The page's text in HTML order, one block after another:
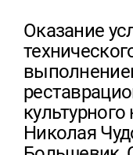
Оказание
Николая